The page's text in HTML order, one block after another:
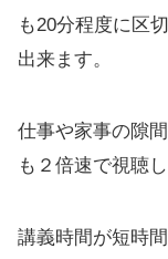
も20分程度に区
出来ます。
仕事や家事の隙
も２倍速で視聴
講義時間が短時